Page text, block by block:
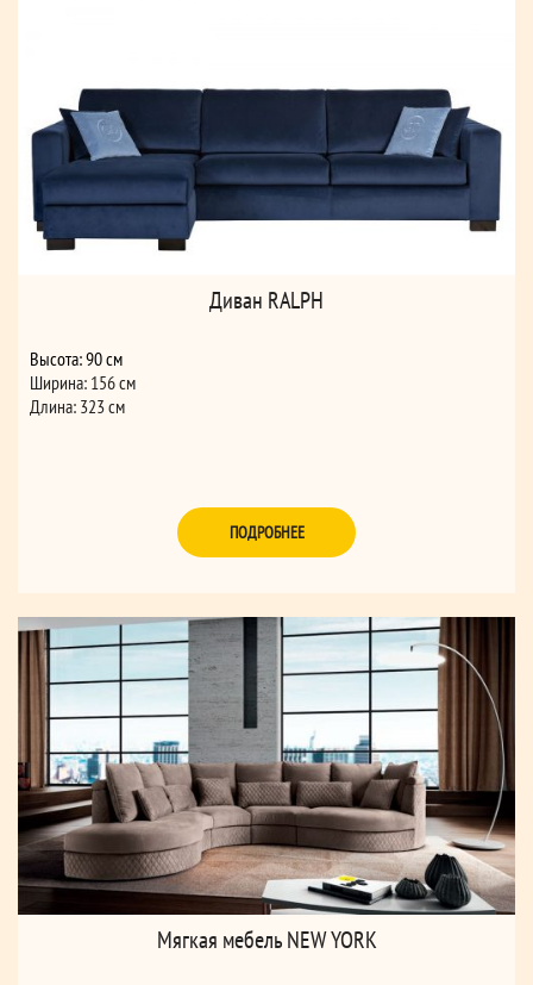
Диван RALPH
Высота: 90 см
Ширина: 156 см
Длина: 323 см
ПОДРОБНЕЕ
Мягкая мебель NEW YORK